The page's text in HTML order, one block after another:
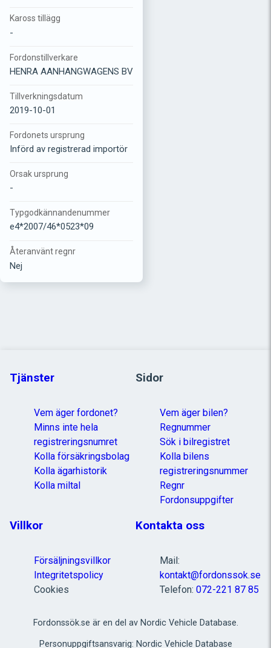
Kaross tillägg
-
Fordonstillverkare
HENRA AANHANGWAGENS BV
Tillverkningsdatum
2019-10-01
Fordonets ursprung
Införd av registrerad importör
Orsak ursprung
-
Typgodkännandenummer
e4*2007/46*0523*09
Återanvänt regnr
Nej
Tjänster
Vem äger fordonet?
Minns inte hela
registreringsnumret
Kolla försäkringsbolag
Kolla ägarhistorik
Kolla miltal
Sidor
Vem äger bilen?
Regnummer
Sök i bilregistret
Kolla bilens
registreringsnummer
Regnr
Fordonsuppgifter
Villkor
Försäljningsvillkor
Integritetspolicy
Cookies
Kontakta oss
Mail:
kontakt@fordonssok.se
Telefon: 072-221 87 85
Fordonssök.se är en del av Nordic Vehicle Database.
Personuppgiftsansvarig: Nordic Vehicle Database